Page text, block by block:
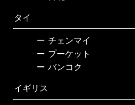
タイ
ー チェンマイ
ー プーケット
ー バンコク
イギリス